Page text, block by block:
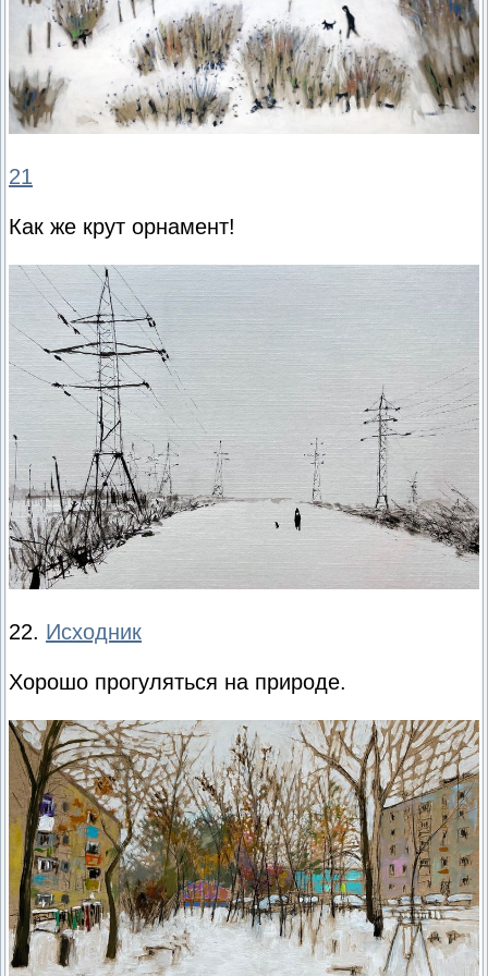
21
Как же крут орнамент!
22. Исходник
Хорошо прогуляться на природе.